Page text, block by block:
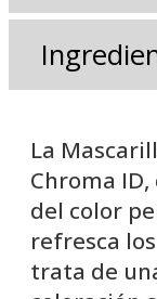
La
Chroma
del color
refresca
trata de